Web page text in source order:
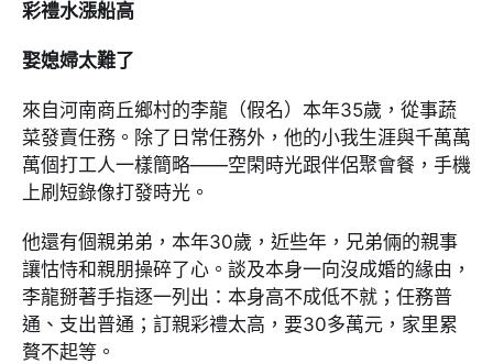
彩禮水漲船高
娶媳婦太難了
來自河南商丘鄉村的李龍（假名）本年35歲，從事蔬
菜發賣任務。除了日常任務外，他的小我生涯與千萬萬
萬個打工人一樣簡略——空閑時光跟伴侶聚會餐，手機
上刷短錄像打發時光。
他還有個親弟弟，本年30歲，近些年，兄弟倆的親事
讓怙恃和親朋操碎了心。談及本身一向沒成婚的緣由，
李龍掰著手指逐一列出：本身高不成低不就；任務普
通、支出普通；訂親彩禮太高，要30多萬元，家里累
贅不起等。